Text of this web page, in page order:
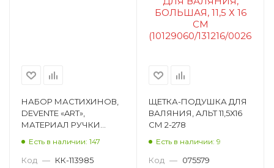
НАБОР МАСТИХИНОВ,
DEVENTE «ART»,
МАТЕРИАЛ РУЧКИ
Есть в наличии: 147
Код — КК-113985
ЩЕТКА-ПОДУШКА ДЛЯ
ВАЛЯНИЯ, АЛЬТ 11,5Х16
СМ 2-278
Есть в наличии: 9
Код — 075579